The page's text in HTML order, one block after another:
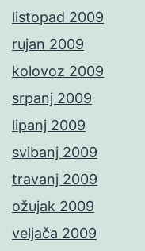
listopad 2009
rujan 2009
kolovoz 2009
srpanj 2009
lipanj 2009
svibanj 2009
travanj 2009
ožujak 2009
veljača 2009